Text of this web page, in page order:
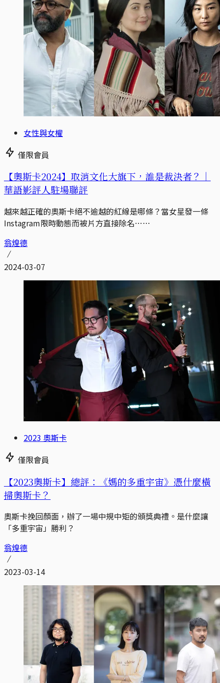
女性與女權
僅限會員
【奧斯卡2024】取消文化大旗下，誰是裁決者？｜
華語影評人駐場聯評
越來越正確的奧斯卡絕不逾越的紅線是哪條？當女星發一條
Instagram限時動態而被片方直接除名⋯⋯
翁煌德
2024-03-07
2023 奧斯卡
僅限會員
【2023奧斯卡】總評：《媽的多重宇宙》憑什麼橫
掃奧斯卡？
奧斯卡挽回顏面，辦了一場中規中矩的頒獎典禮。是什麼讓
「多重宇宙」勝利？
翁煌德
2023-03-14